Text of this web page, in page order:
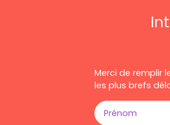
Merci de remplir
les plus brefs
Prénom